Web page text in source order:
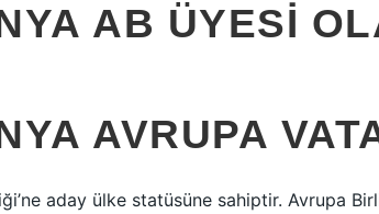
AB ÜYESI
AVRUPA
aday ülke statüsüne sahiptir. Avrupa